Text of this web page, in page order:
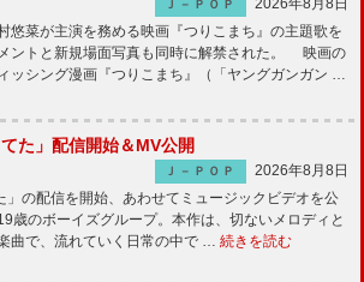
Ｊ－ＰＯＰ
2026年8月8日
菜が主演を務める映画『つりこまち』の主題歌を
ントと新規場面写真も同時に解禁された。 映画の
ッシング漫画『つりこまち』（「ヤングガンガン …
た」配信開始＆MV公開
Ｊ－ＰＯＰ
2026年8月8日
の配信を開始、あわせてミュージックビデオを公
のボーイズグループ。本作は、切ないメロディと
曲で、流れていく日常の中で … 続きを読む